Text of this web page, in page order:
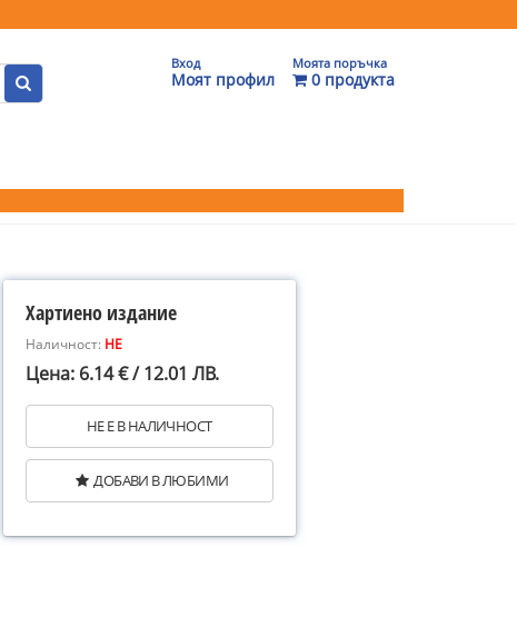
Вход
Моят профил
Моята поръчка
0 продукта
Хартиено издание
Наличност: НЕ
Цена: 6.14 € / 12.01 ЛВ.
НЕ Е В НАЛИЧНОСТ
ДОБАВИ В ЛЮБИМИ